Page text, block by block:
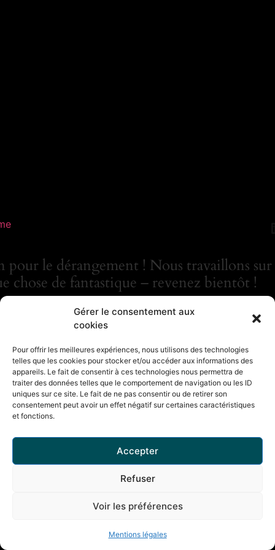
Gérer le consentement aux
cookies
Pour offrir les meilleures expériences, nous utilisons des technologies
telles que les cookies pour stocker et/ou accéder aux informations des
appareils. Le fait de consentir à ces technologies nous permettra de
traiter des données telles que le comportement de navigation ou les ID
uniques sur ce site. Le fait de ne pas consentir ou de retirer son
consentement peut avoir un effet négatif sur certaines caractéristiques
et fonctions.
Accepter
Refuser
Voir les préférences
Mentions légales
pour le dérangement ! Nous travaillons sur
chose de fantastique – revenez bientôt !